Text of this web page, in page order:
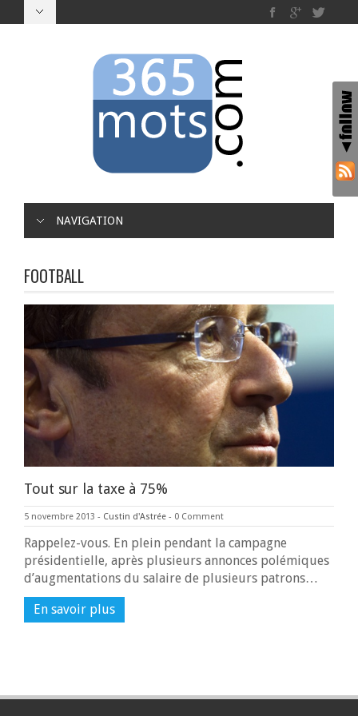
NAVIGATION
FOOTBALL
Tout sur la taxe à 75%
5 novembre 2013 - Custin d'Astrée - 0 Comment
Rappelez-vous. En plein pendant la campagne
présidentielle, après plusieurs annonces polémiques
d’augmentations du salaire de plusieurs patrons…
En savoir plus